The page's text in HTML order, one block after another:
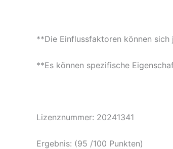
**Die Einflussfaktoren können
**Es können spezifische
Lizenznummer: 20241341
Ergebnis: (95 /100 Punkten)